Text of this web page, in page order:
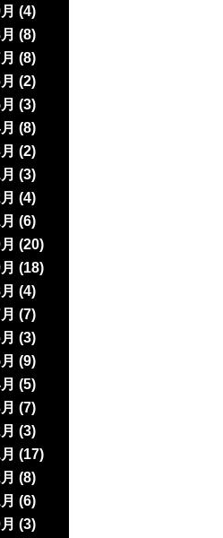
(4)
(8)
(8)
(2)
(3)
(8)
(2)
(3)
(4)
(6)
(20)
(18)
(4)
(7)
(3)
(9)
(5)
(7)
(3)
(17)
(8)
(6)
(3)